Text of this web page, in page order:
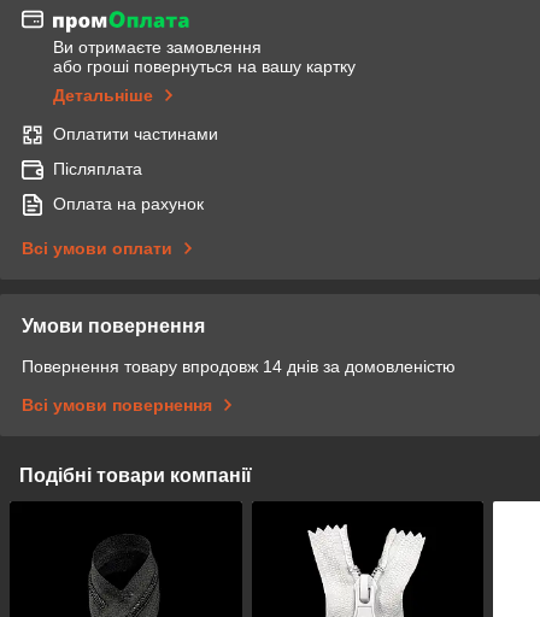
Ви отримаєте замовлення
або гроші повернуться на вашу картку
Детальніше
Оплатити частинами
Післяплата
Оплата на рахунок
Всі умови оплати
Умови повернення
Повернення товару впродовж 14 днів за домовленістю
Всі умови повернення
Подібні товари компанії